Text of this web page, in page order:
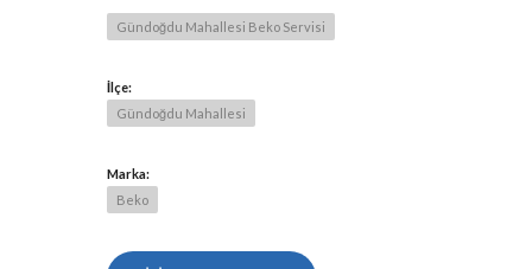
Gündoğdu Mahallesi Beko Servisi
İlçe:
Gündoğdu Mahallesi
Marka:
Beko